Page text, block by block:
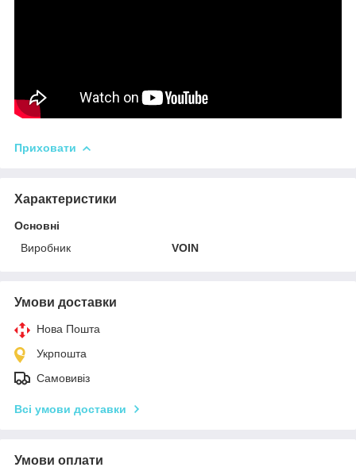
Приховати
Характеристики
Основні
Виробник
VOIN
Умови доставки
Нова Пошта
Укрпошта
Самовивіз
Всі умови доставки
Умови оплати